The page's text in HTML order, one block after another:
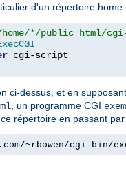
d'un répertoire home
*/public_html/
ci-dessus, et en
, un programme CGI
répertoire en passant par
~rbowen/cgi-bin/